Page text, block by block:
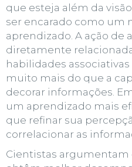
que esteja além da
ser encarado como um
aprendizado. A ação de
diretamente
habilidades
muito mais do que a
decorar informações.
um aprendizado mais
que refinar sua
correlacionar as
Cientistas argumentam